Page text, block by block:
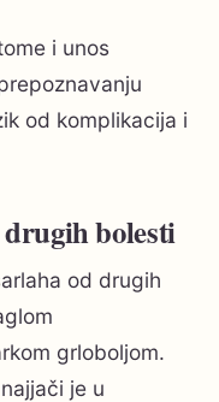
i unos
od komplikacija i
bolesti
od drugih
grloboljom.
je u